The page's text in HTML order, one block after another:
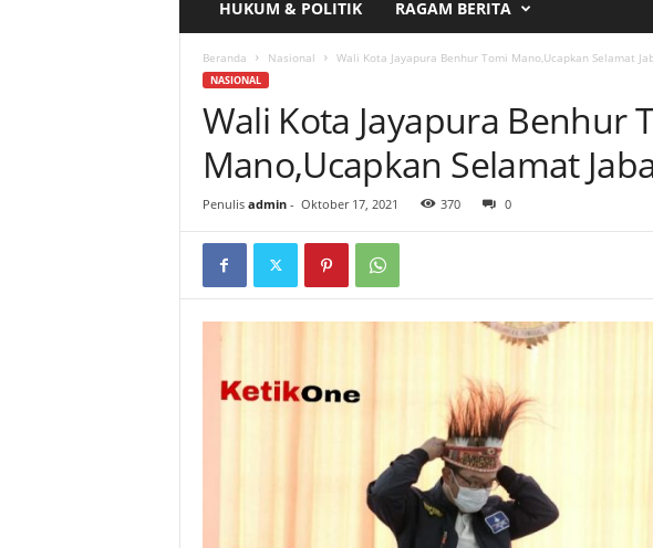
HUKUM & POLITIK RAGAM BERITA
Beranda Nasional Wali Kota Jayapura Benhur Tomi Mano,Ucapkan Selamat
NASIONAL
Wali Kota Jayapura Benhur
Mano,Ucapkan Selamat
Penulis admin- Oktober 17, 2021 370 0